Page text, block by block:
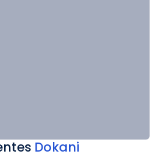
Dokani